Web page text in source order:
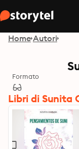
Home Autori
Formato
Libri di Sunita